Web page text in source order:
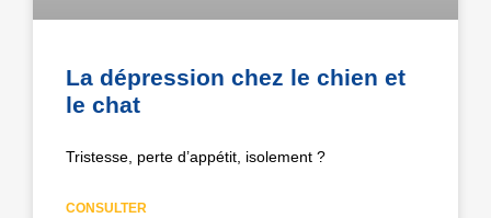
La dépression chez le chien et
le chat
Tristesse, perte d’appétit, isolement ?
CONSULTER